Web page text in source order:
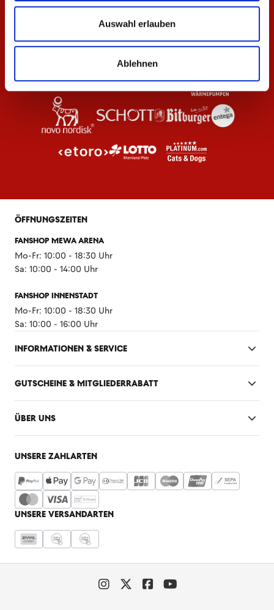
Auswahl erlauben
Ablehnen
ÖFFNUNGSZEITEN
FANSHOP MEWA ARENA
Mo-Fr: 10:00 - 18:30 Uhr
Sa: 10:00 - 14:00 Uhr
FANSHOP INNENSTADT
Mo-Fr: 10:00 - 18:30 Uhr
Sa: 10:00 - 16:00 Uhr
INFORMATIONEN & SERVICE
GUTSCHEINE & MITGLIEDERRABATT
ÜBER UNS
UNSERE ZAHLARTEN
UNSERE VERSANDARTEN